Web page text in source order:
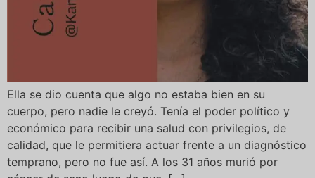
Ella se dio cuenta que algo no estaba bien en su
cuerpo, pero nadie le creyó. Tenía el poder político y
económico para recibir una salud con privilegios, de
calidad, que le permitiera actuar frente a un diagnóstico
temprano, pero no fue así. A los 31 años murió por